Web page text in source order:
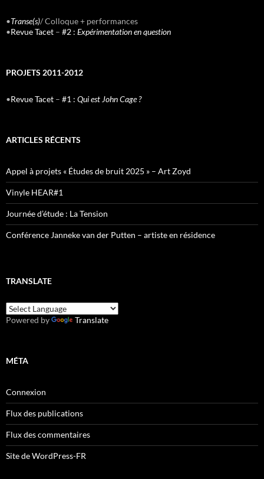
•Transe(s)/ Colloque + performances
•Revue Tacet – #2 : Expérimentation en question
PROJETS 2011-2012
•Revue Tacet – #1 : Qui est John Cage ?
ARTICLES RÉCENTS
Appel à projets « Études de bruit 2025 » – Art Zoyd
Vinyle HEAR#1
Journée d’étude : La Tension
Conférence Janneke van der Putten – artiste en résidence
TRANSLATE
Powered by Translate
MÉTA
Connexion
Flux des publications
Flux des commentaires
Site de WordPress-FR